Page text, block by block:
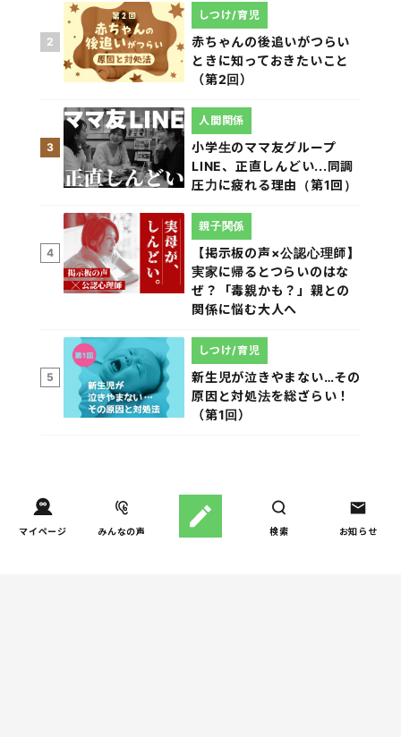
マイページ みんなの声 検索 お知らせ
2
赤ちゃんの後追いがつらい
ときに知っておきたいこと
（第2回）
しつけ/育児
3
小学生のママ友グループ
LINE、正直しんどい...同調
圧力に疲れる理由（第1回）
人間関係
4
【掲示板の声×公認心理師】
実家に帰るとつらいのはな
ぜ？「毒親かも？」親との
関係に悩む大人へ
親子関係
5
新生児が泣きやまない…その
原因と対処法を総ざらい！
（第1回）
しつけ/育児
しつけ/育児